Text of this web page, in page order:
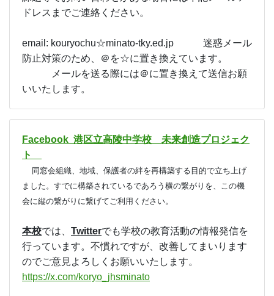
ドレスまでご連絡ください。
email: kouryochu☆minato-tky.ed.jp 迷惑メール
防止対策のため、＠を☆に置き換えています。
メールを送る際には＠に置き換えて送信お願
いいたします。
Facebook 港区立高陵中学校 未来創造プロジェク
ト
同窓会組織、地域、保護者の絆を再構築する目的で立ち上げ
ました。すでに構築されているであろう横の繋がりを、この機
会に縦の繋がりに繋げてご利用ください。
本校では、 Twitterでも学校の教育活動の情報発信を
行っています。不慣れですが、改善してまいります
のでご意見よろしくお願いいたします。
https://x.com/koryo_jhsminato